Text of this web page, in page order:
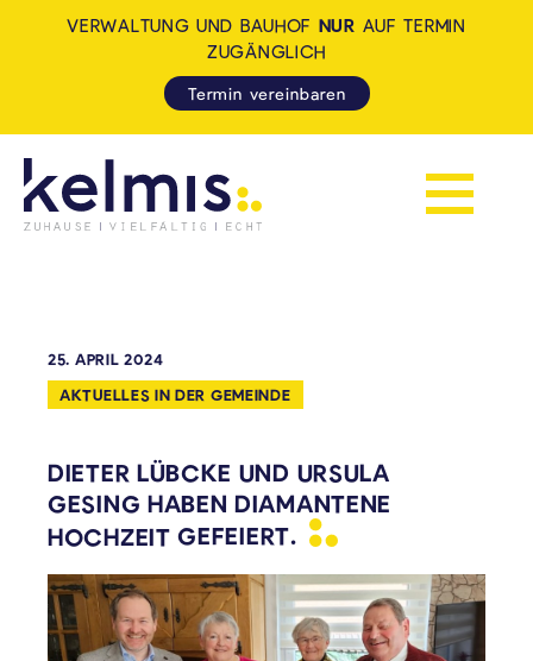
Navigation
VERWALTUNG UND BAUHOF NUR AUF TERMIN
ZUGÄNGLICH
Termin vereinbaren
25. APRIL 2024
AKTUELLES IN DER GEMEINDE
DIETER LÜBCKE UND URSULA
GESING HABEN DIAMANTENE
HOCHZEITGEFEIERT.